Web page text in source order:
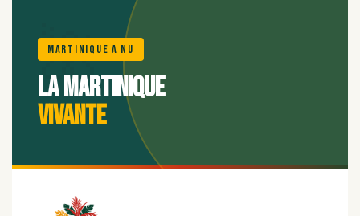
🌺
Martinique A Nu
La Martinique
vivante